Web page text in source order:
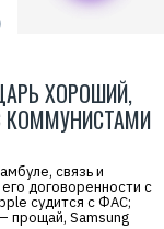
ХОРОШИЙ,
КОММУНИСТАМИ
связь и
договоренности с
судится с ФАС;
прощай, Samsung
Р
е
а
м
а
.